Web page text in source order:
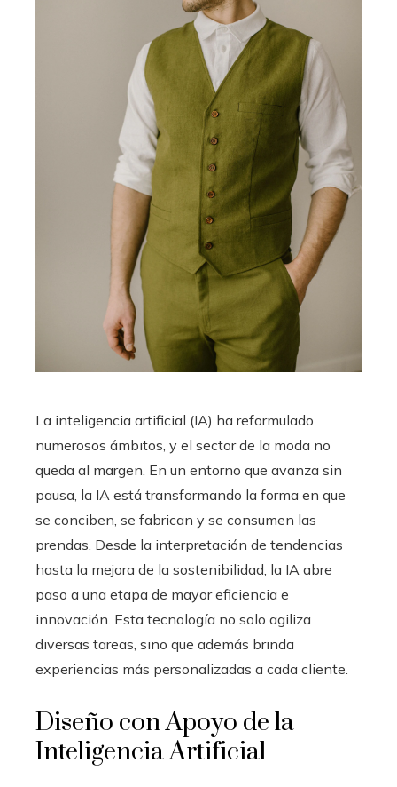
La inteligencia artificial (IA) ha reformulado
numerosos ámbitos, y el sector de la moda no
queda al margen. En un entorno que avanza sin
pausa, la IA está transformando la forma en que
se conciben, se fabrican y se consumen las
prendas. Desde la interpretación de tendencias
hasta la mejora de la sostenibilidad, la IA abre
paso a una etapa de mayor eficiencia e
innovación. Esta tecnología no solo agiliza
diversas tareas, sino que además brinda
experiencias más personalizadas a cada cliente.
Diseño con Apoyo de la
Inteligencia Artificial